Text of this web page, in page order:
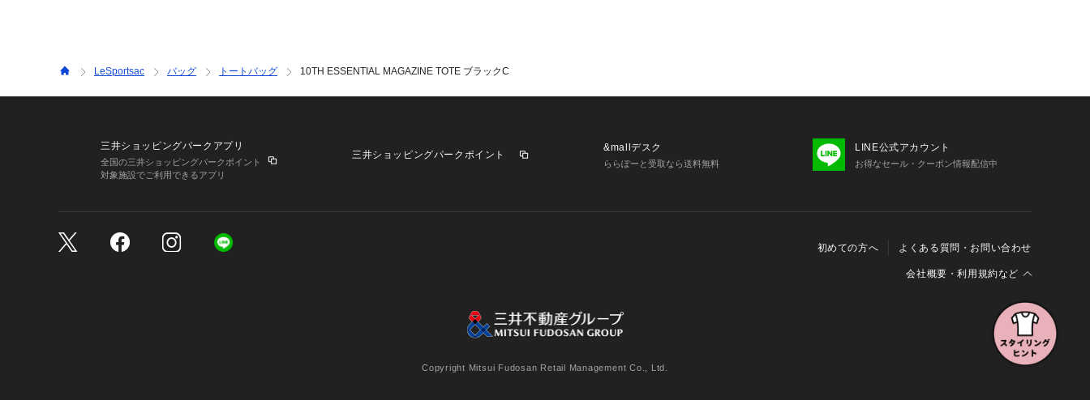
LeSportsac バッグ トートバッグ 10TH ESSENTIAL MAGAZINE TOTE ブラックC
三井ショッピングパークアプリ
全国の三井ショッピングパークポイント
対象施設でご利用できるアプリ
三井ショッピングパークポイント
&mallデスク
ららぽーと受取なら送料無料
LINE公式アカウント
お得なセール・クーポン情報配信中
初めての方へ よくある質問・お問い合わせ
会社概要・利用規約など
特定商取引に関する法律に基づく表示
個人情報保護方針 個人情報の取り扱いについて
Cookieおよびアクセスログについて
三井不動産グループ ソーシャルメディアガイドライン
Copyright Mitsui Fudosan Retail Management Co., Ltd.